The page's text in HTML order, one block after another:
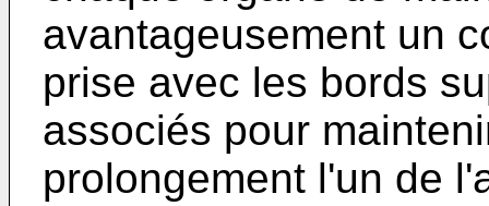
avantageusement un
prise avec les bords
associés pour
prolongement l'un de